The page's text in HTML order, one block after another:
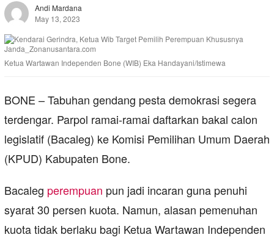
Andi Mardana
May 13, 2023
Ketua Wartawan Independen Bone (WIB) Eka Handayani/Istimewa
BONE – Tabuhan gendang pesta demokrasi segera
terdengar. Parpol ramai-ramai daftarkan bakal calon
legislatif (Bacaleg) ke Komisi Pemilihan Umum Daerah
(KPUD) Kabupaten Bone.
Bacaleg perempuan pun jadi incaran guna penuhi
syarat 30 persen kuota. Namun, alasan pemenuhan
kuota tidak berlaku bagi Ketua Wartawan Independen